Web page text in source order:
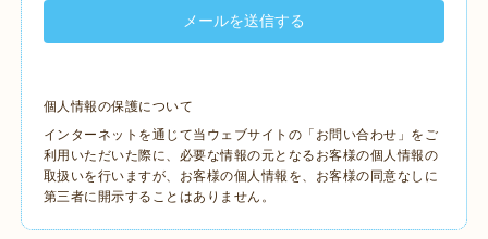
個人情報の保護について
インターネットを通じて当ウェブサイトの「お問い合わせ」をご
利用いただいた際に、必要な情報の元となるお客様の個人情報の
取扱いを行いますが、お客様の個人情報を、お客様の同意なしに
第三者に開示することはありません。